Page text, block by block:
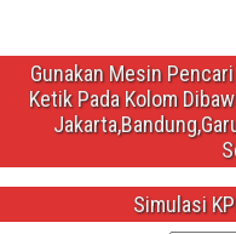
Gunakan Mesin
Ketik Pada Kolom
Simulasi